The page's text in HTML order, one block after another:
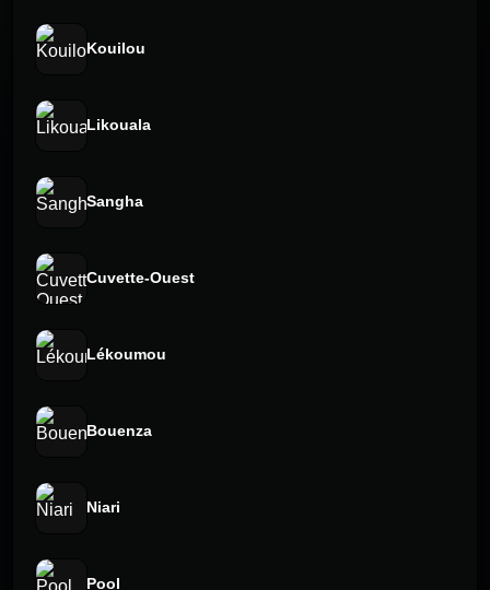
Kouilou
Likouala
Sangha
Cuvette-Ouest
Lékoumou
Bouenza
Niari
Pool